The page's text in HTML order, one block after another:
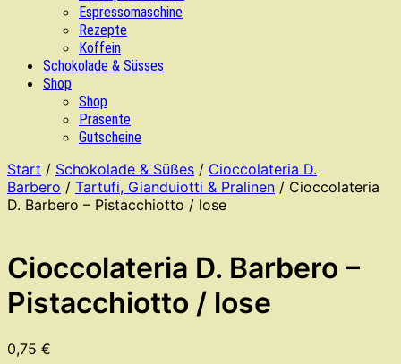
Espressomaschine
Rezepte
Koffein
Schokolade & Süsses
Shop
Shop
Präsente
Gutscheine
Start / Schokolade & Süßes / Cioccolateria D.
Barbero / Tartufi, Gianduiotti & Pralinen / Cioccolateria
D. Barbero – Pistacchiotto / lose
Cioccolateria D. Barbero –
Pistacchiotto / lose
0,75 €